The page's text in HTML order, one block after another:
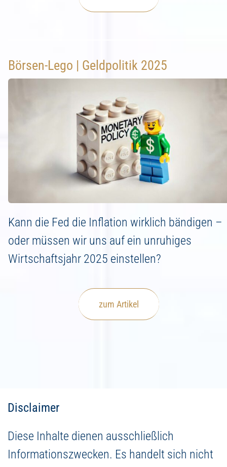
Börsen-Lego | Geldpolitik 2025
Kann die Fed die Inflation wirklich bändigen –
oder müssen wir uns auf ein unruhiges
Wirtschaftsjahr 2025 einstellen?
zum Artikel
Disclaimer
Diese Inhalte dienen ausschließlich
Informationszwecken. Es handelt sich nicht